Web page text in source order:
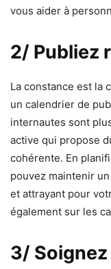
vous aider à
2/ Publiez
La constance est la
un calendrier de
internautes sont
active qui propose
cohérente. En
pouvez maintenir
et attrayant pour
également sur les
3/